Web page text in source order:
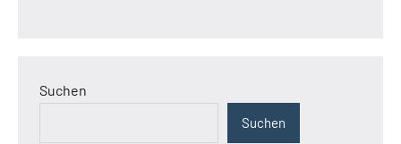
Suchen
Suchen